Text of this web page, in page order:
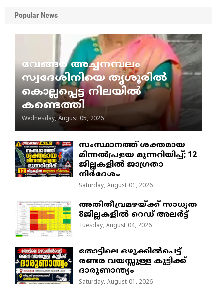
Popular News
വേങ്ങര അച്ചനമ്പലം
സ്വദേശിനിയെ തൃശൂരിൽ
കൊല്ലപ്പെട്ട നിലയിൽ
കണ്ടെത്തി
Wednesday, August 05, 2026
സംസ്ഥാനത്ത് ശക്തമായ
മിന്നൽപ്രളയ മുന്നറിയിപ്പ്; 12
ജില്ലകളിൽ ജാഗ്രതാ
നിർദേശം
Saturday, August 01, 2026
അതിതീവ്രമഴയ്ക്ക് സാധ്യത
8ജില്ലകളിൽ റെഡ് അലർട്ട്
Tuesday, August 04, 2026
തോട്ടിലെ ഒഴുക്കിൽപെട്ട്
രണ്ടര വയസ്സുള്ള കുട്ടിക്ക്
ദാരുണാന്ത്യം
Saturday, August 01, 2026